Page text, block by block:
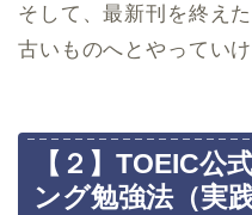
そして、最新刊を終え
古いものへとやっていけ
【２】TOEIC公
ング勉強法（実践